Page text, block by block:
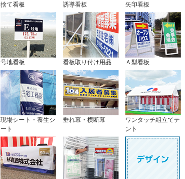
捨て看板 誘導看板 矢印看板
号地看板 看板取り付け用品 Ａ型看板
現場シート・養生シ
ート
垂れ幕・横断幕
ワンタッチ組立てテ
ント